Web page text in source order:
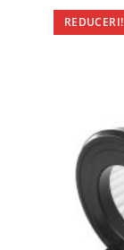
REDUCERI!